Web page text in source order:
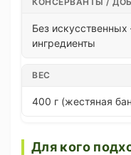
Без
ингредиенты
ВЕС
400 г (жестяная
Для кого